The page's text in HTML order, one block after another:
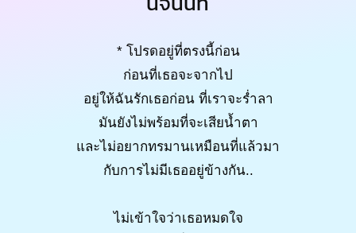
* โปรดอยู่ที่ตรงนี้ก่อน
ก่อนที่เธอจะจากไป
อยู่ให้ฉันรักเธอก่อน ที่เราจะร่ำลา
มันยังไม่พร้อมที่จะเสียน้ำตา
และไม่อยากทรมานเหมือนที่แล้วมา
กับการไม่มีเธออยู่ข้างกัน..
ไม่เข้าใจว่าเธอหมดใจ